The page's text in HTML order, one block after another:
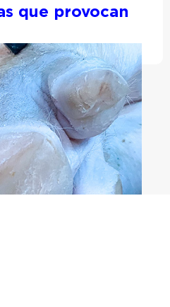
que provocan